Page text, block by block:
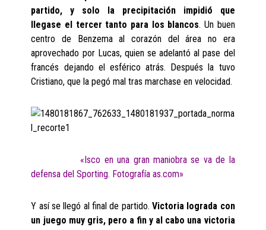
partido, y solo la precipitación impidió que
llegase el tercer tanto para los blancos. Un buen
centro de Benzema al corazón del área no era
aprovechado por Lucas, quien se adelantó al pase del
francés dejando el esférico atrás. Después la tuvo
Cristiano, que la pegó mal tras marchase en velocidad.
«Isco en una gran maniobra se va de la
defensa del Sporting. Fotografía as.com»
Y así se llegó al final de partido. Victoria lograda con
un juego muy gris, pero a fin y al cabo una victoria